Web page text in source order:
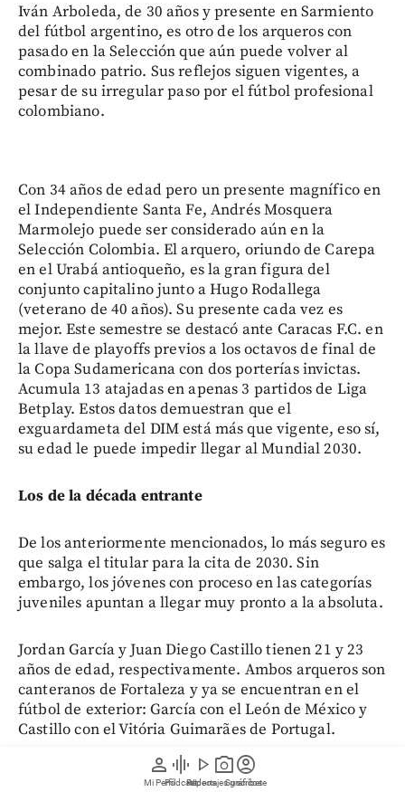
person
Mi Perfil
graphic_eq
Pódcast
play_arrow
Videos
photo_camera
Reportajes gráficos
account_circle
Suscríbete
Iván Arboleda, de 30 años y presente en Sarmiento
del fútbol argentino, es otro de los arqueros con
pasado en la Selección que aún puede volver al
combinado patrio. Sus reflejos siguen vigentes, a
pesar de su irregular paso por el fútbol profesional
colombiano.
Con 34 años de edad pero un presente magnífico en
el Independiente Santa Fe, Andrés Mosquera
Marmolejo puede ser considerado aún en la
Selección Colombia. El arquero, oriundo de Carepa
en el Urabá antioqueño, es la gran figura del
conjunto capitalino junto a Hugo Rodallega
(veterano de 40 años). Su presente cada vez es
mejor. Este semestre se destacó ante Caracas F.C. en
la llave de playoffs previos a los octavos de final de
la Copa Sudamericana con dos porterías invictas.
Acumula 13 atajadas en apenas 3 partidos de Liga
Betplay. Estos datos demuestran que el
exguardameta del DIM está más que vigente, eso sí,
su edad le puede impedir llegar al Mundial 2030.
Los de la década entrante
De los anteriormente mencionados, lo más seguro es
que salga el titular para la cita de 2030. Sin
embargo, los jóvenes con proceso en las categorías
juveniles apuntan a llegar muy pronto a la absoluta.
Jordan García y Juan Diego Castillo tienen 21 y 23
años de edad, respectivamente. Ambos arqueros son
canteranos de Fortaleza y ya se encuentran en el
fútbol de exterior: García con el León de México y
Castillo con el Vitória Guimarães de Portugal.
De la academia del actual campeón de la Premier